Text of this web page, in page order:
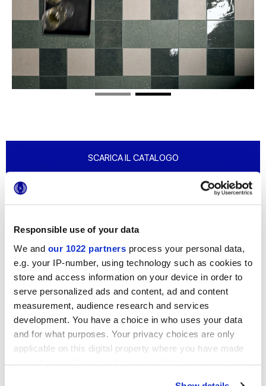
Responsible use of your data
We and our 1022 partners process your personal data,
e.g. your IP-number, using technology such as cookies to
store and access information on your device in order to
serve personalized ads and content, ad and content
measurement, audience research and services
development. You have a choice in who uses your data
and for what purposes. Your privacy choices are only
applicable on this digital property where you have made
your choices. You can change or withdraw your consent
SCARICA IL CATALOGO